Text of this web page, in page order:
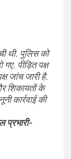
थी. पुलिस को
पीड़ित पक्ष
जांच जारी है.
शिकायतों के
कार्रवाई की
प्रभारी-